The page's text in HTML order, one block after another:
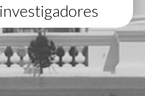
investigadores